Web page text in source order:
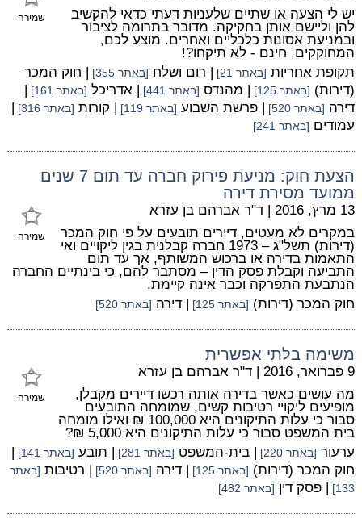
שמירה
יש לי הצעה או שתיים שלעניות דעתי כדאי להקשיב
להן וליישם אותן בחקיקה. מדובר בתרומה לציבור
ובמניעת אסונות כלכליים ואחרים. מוצע לכם,
המחוקקים, חינם - לא תיקחו?!
תקופת אחריות [באתר 21] | רום ושלח [באתר 355]
| חוק המכר
(דירות) [באתר 125] | מהנדס [באתר 441] | אדריכל [באתר 161]
|
דירה [באתר 520] | פרשת השבוע [באתר 119] | קורות [באתר 316]
|
עמודים [באתר 241]
הצעת חוק: מניעת פירוק חברה עד תום 7 שנים
ממועד מסירת דירה
שמירה
13 מרץ, 2016 | ד"ר אברהם בן עזרא
במקרים לא מעטים, דיירים תובעים על פי חוק המכר
(דירות) תשל"ג – 1973 חברה קבלנית בגין ליקויים ואי
התאמות בדירה או ברכוש המשותף, אך עד תום
התביעה וקבלת פסק הדין – מסתבר להם, כי בינתיים החברה
הנתבעת התפרקה וכבר אינה קיימת.
חוק המכר (דירות) [באתר 125] | דירה [באתר 520]
משימה בלתי אפשרית
שמירה
9 פברואר, 2016 | ד"ר אברהם בן עזרא
מה עושים כאשר בדירה אותה רכשו דיירים מקבלן,
מופיעים ליקויי רטיבות קשים, שמומחה התובעים
סבור כי עלות התיקונים היא 100,000 ₪ ואילו מומחה
בית המשפט סבור כי עלות התיקונים היא 5,000 ₪?
ערעור [באתר 220] | בית-המשפט [באתר 281] | תובע [באתר 141]
|
חוק המכר (דירות) [באתר 125] | דירה [באתר 520] | רטיבות [באתר
133]
| פסק דין [באתר 482]